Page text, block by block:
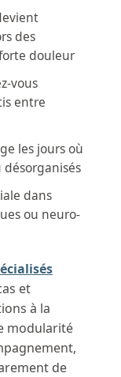
des
douleur
vous
entre
les jours où
dans
ou neuro-
et
à la
modularité
de